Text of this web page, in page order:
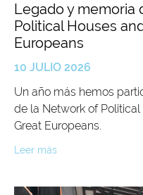
Legado y memoria
Political Houses
Europeans
10 JULIO 2026
Un año más hemos
de la Network of
Great Europeans.
Leer más